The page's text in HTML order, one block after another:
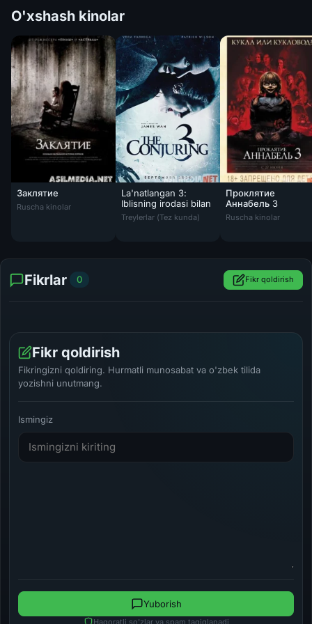
O'xshash kinolar
Заклятие
Ruscha kinolar
La'natlangan 3:
Iblisning irodasi bilan
La'natlangan 3: Iblisning irodasi bilan
Treylerlar (Tez kunda)
Проклятие
Аннабель 3
Проклятие
Ruscha kinolar
Fikrlar 0 Fikr qoldirish
Fikr qoldirish
Fikringizni qoldiring. Hurmatli munosabat va o'zbek tilida
yozishni unutmang.
Ismingiz
Haqoratli so'zlar va spam taqiqlanadi
Yuborish